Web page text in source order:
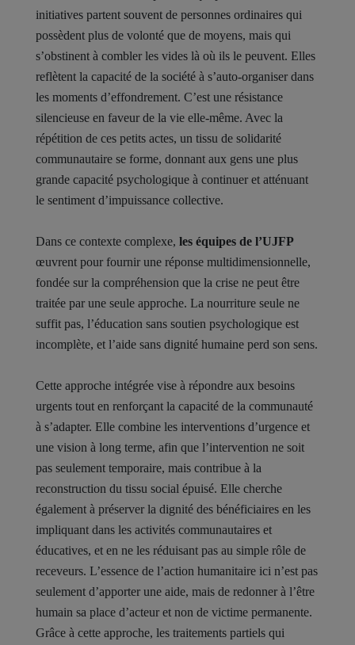
initiatives partent souvent de personnes ordinaires qui
possèdent plus de volonté que de moyens, mais qui
s’obstinent à combler les vides là où ils le peuvent. Elles
reflètent la capacité de la société à s’auto-organiser dans
les moments d’effondrement. C’est une résistance
silencieuse en faveur de la vie elle-même. Avec la
répétition de ces petits actes, un tissu de solidarité
communautaire se forme, donnant aux gens une plus
grande capacité psychologique à continuer et atténuant
le sentiment d’impuissance collective.
Dans ce contexte complexe, les équipes de l’UJFP
œuvrent pour fournir une réponse multidimensionnelle,
fondée sur la compréhension que la crise ne peut être
traitée par une seule approche. La nourriture seule ne
suffit pas, l’éducation sans soutien psychologique est
incomplète, et l’aide sans dignité humaine perd son sens.
Cette approche intégrée vise à répondre aux besoins
urgents tout en renforçant la capacité de la communauté
à s’adapter. Elle combine les interventions d’urgence et
une vision à long terme, afin que l’intervention ne soit
pas seulement temporaire, mais contribue à la
reconstruction du tissu social épuisé. Elle cherche
également à préserver la dignité des bénéficiaires en les
impliquant dans les activités communautaires et
éducatives, et en ne les réduisant pas au simple rôle de
receveurs. L’essence de l’action humanitaire ici n’est pas
seulement d’apporter une aide, mais de redonner à l’être
humain sa place d’acteur et non de victime permanente.
Grâce à cette approche, les traitements partiels qui